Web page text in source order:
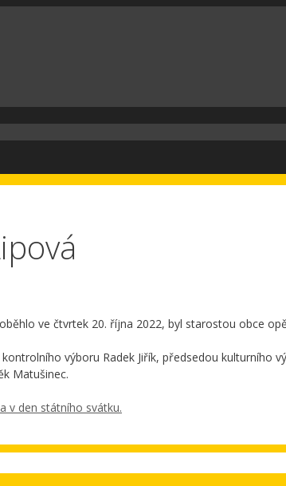
ve čtvrtek 20. října 2022, byl starostou obce
výboru Radek Jiřík, předsedou kulturního
Matušinec.
v den státního svátku.